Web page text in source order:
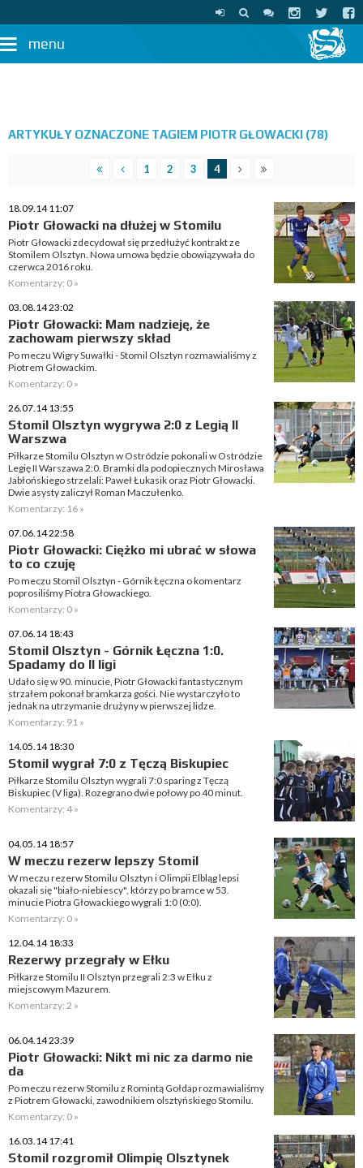
menu
ARTYKUŁY OZNACZONE TAGIEM PIOTR GŁOWACKI (78)
1 2 3 4
18.09.14 11:07
Piotr Głowacki na dłużej w Stomilu
Piotr Głowacki zdecydował się przedłużyć kontrakt ze
Stomilem Olsztyn. Nowa umowa będzie obowiązywała do
czerwca 2016 roku.
Komentarzy: 0 »
03.08.14 23:02
Piotr Głowacki: Mam nadzieję, że
zachowam pierwszy skład
Po meczu Wigry Suwałki - Stomil Olsztyn rozmawialiśmy z
Piotrem Głowackim.
Komentarzy: 0 »
26.07.14 13:55
Stomil Olsztyn wygrywa 2:0 z Legią II
Warszwa
Piłkarze Stomilu Olsztyn w Ostródzie pokonali w Ostródzie
Legię II Warszawa 2:0. Bramki dla podopiecznych Mirosława
Jabłońskiego strzelali: Paweł Łukasik oraz Piotr Głowacki.
Dwie asysty zaliczył Roman Maczułenko.
Komentarzy: 16 »
07.06.14 22:58
Piotr Głowacki: Ciężko mi ubrać w słowa
to co czuję
Po meczu Stomil Olsztyn - Górnik Łęczna o komentarz
poprosiliśmy Piotra Głowackiego.
Komentarzy: 0 »
07.06.14 18:43
Stomil Olsztyn - Górnik Łęczna 1:0.
Spadamy do II ligi
Udało się w 90. minucie, Piotr Głowacki fantastycznym
strzałem pokonał bramkarza gości. Nie wystarczyło to
jednak na utrzymanie drużyny w pierwszej lidze.
Komentarzy: 91 »
14.05.14 18:30
Stomil wygrał 7:0 z Tęczą Biskupiec
Piłkarze Stomilu Olsztyn wygrali 7:0 sparing z Tęczą
Biskupiec (V liga). Rozegrano dwie połowy po 40 minut.
Komentarzy: 4 »
04.05.14 18:57
W meczu rezerw lepszy Stomil
W meczu rezerw Stomilu Olsztyn i Olimpii Elbląg lepsi
okazali się "biało-niebiescy", którzy po bramce w 53.
minucie Piotra Głowackiego wygrali 1:0 (0:0).
Komentarzy: 0 »
12.04.14 18:33
Rezerwy przegrały w Ełku
Piłkarze Stomilu II Olsztyn przegrali 2:3 w Ełku z
miejscowym Mazurem.
Komentarzy: 2 »
06.04.14 23:39
Piotr Głowacki: Nikt mi nic za darmo nie
da
Po meczu rezerw Stomilu z Romintą Gołdap rozmawialiśmy
z Piotrem Głowacki, zawodnikiem olsztyńskiego Stomilu.
Komentarzy: 0 »
16.03.14 17:41
Stomil rozgromił Olimpię Olsztynek